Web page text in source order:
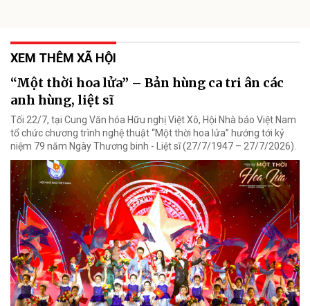
XEM THÊM XÃ HỘI
“Một thời hoa lửa” – Bản hùng ca tri ân các
anh hùng, liệt sĩ
Tối 22/7, tại Cung Văn hóa Hữu nghị Việt Xô, Hội Nhà báo Việt Nam
tổ chức chương trình nghệ thuật “Một thời hoa lửa” hướng tới kỷ
niệm 79 năm Ngày Thương binh - Liệt sĩ (27/7/1947 – 27/7/2026).